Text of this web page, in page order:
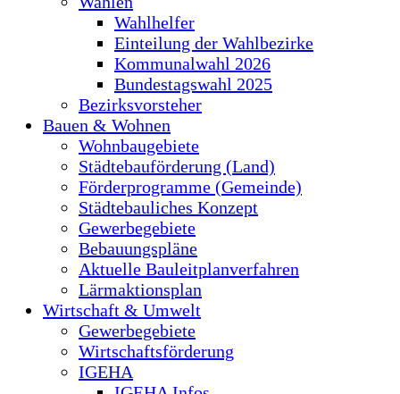
Wahlhelfer
Einteilung der Wahlbezirke
Kommunalwahl 2026
Bundestagswahl 2025
Bezirksvorsteher
Bauen & Wohnen
Wohnbaugebiete
Städtebauförderung (Land)
Förderprogramme (Gemeinde)
Städtebauliches Konzept
Gewerbegebiete
Bebauungspläne
Aktuelle Bauleitplanverfahren
Lärmaktionsplan
Wirtschaft & Umwelt
Gewerbegebiete
Wirtschaftsförderung
IGEHA